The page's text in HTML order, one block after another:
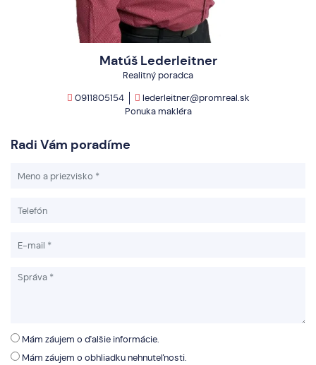
Matúš Lederleitner
Realitný poradca
0911805154
lederleitner@promreal.sk
Ponuka makléra
Radi Vám poradíme
Mám záujem o ďalšie informácie.
Mám záujem o obhliadku nehnuteľnosti.